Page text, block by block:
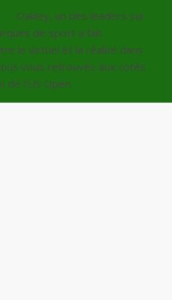
Oakley, un des leaders sur
de sport a fait
le virtuel et la réalité dans
vous retrouvez aux cotés
de l’US Open.